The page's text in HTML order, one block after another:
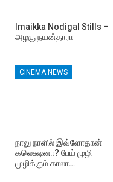
Imaikka Nodigal Stills –
அழகு நயன்தாரா
CINEMA NEWS
நாலு நாளில் இவ்ளோதான்
கலெக்ஷனா? பேய் முழி
முழிக்கும் காலா…